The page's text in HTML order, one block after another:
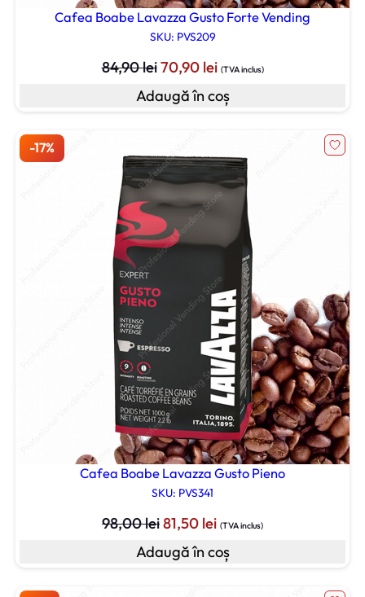
Cafea Boabe Lavazza Gusto Forte Vending
SKU: PVS209
84,90leiPrețul
inițial
a
70,90 leiPrețul
este:
(TVA inclus)
Adaugă în coș
Cafea Boabe Lavazza Gusto Pieno
SKU: PVS341
98,00leiPrețul
inițial
a
81,50 leiPrețul
este:
(TVA inclus)
Adaugă în coș